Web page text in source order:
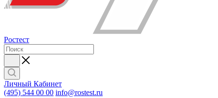
Ростест
Личный Кабинет
(495) 544 00 00 info@rostest.ru